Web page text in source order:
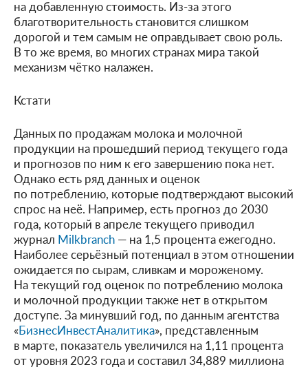
на добавленную стоимость. Из-за этого
благотворительность становится слишком
дорогой и тем самым не оправдывает свою роль.
В то же время, во многих странах мира такой
механизм чётко налажен.
Кстати
Данных по продажам молока и молочной
продукции на прошедший период текущего года
и прогнозов по ним к его завершению пока нет.
Однако есть ряд данных и оценок
по потреблению, которые подтверждают высокий
спрос на неё. Например, есть прогноз до 2030
года, который в апреле текущего приводил
журнал Milkbranch — на 1,5 процента ежегодно.
Наиболее серьёзный потенциал в этом отношении
ожидается по сырам, сливкам и мороженому.
На текущий год оценок по потреблению молока
и молочной продукции также нет в открытом
доступе. За минувший год, по данным агентства
«БизнесИнвестАналитика», представленным
в марте, показатель увеличился на 1,11 процента
от уровня 2023 года и составил 34,889 миллиона